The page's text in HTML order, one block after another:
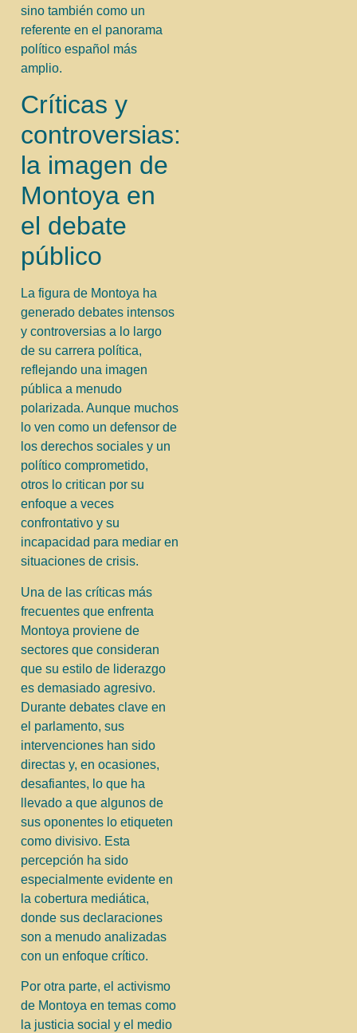
sino también como un
referente en el panorama
político español más
amplio.
Críticas y
controversias:
la imagen de
Montoya en
el debate
público
La figura de Montoya ha
generado debates intensos
y controversias a lo largo
de su carrera política,
reflejando una imagen
pública a menudo
polarizada. Aunque muchos
lo ven como un defensor de
los derechos sociales y un
político comprometido,
otros lo critican por su
enfoque a veces
confrontativo y su
incapacidad para mediar en
situaciones de crisis.
Una de las críticas más
frecuentes que enfrenta
Montoya proviene de
sectores que consideran
que su estilo de liderazgo
es demasiado agresivo.
Durante debates clave en
el parlamento, sus
intervenciones han sido
directas y, en ocasiones,
desafiantes, lo que ha
llevado a que algunos de
sus oponentes lo etiqueten
como divisivo. Esta
percepción ha sido
especialmente evidente en
la cobertura mediática,
donde sus declaraciones
son a menudo analizadas
con un enfoque crítico.
Por otra parte, el activismo
de Montoya en temas como
la justicia social y el medio